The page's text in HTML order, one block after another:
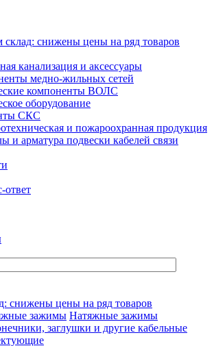
склад: снижены цены на ряд товаров
канализация и аксессуары
медно-жильных сетей
компоненты ВОЛС
оборудование
СКС
и пожароохранная продукция
и арматура подвески кабелей связи
ответ
снижены цены на ряд товаров
Натяжные зажимы